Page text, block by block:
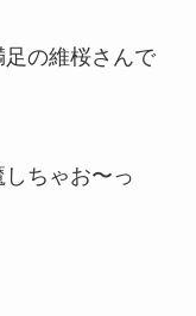
の維桜さんで
ちゃお〜っ